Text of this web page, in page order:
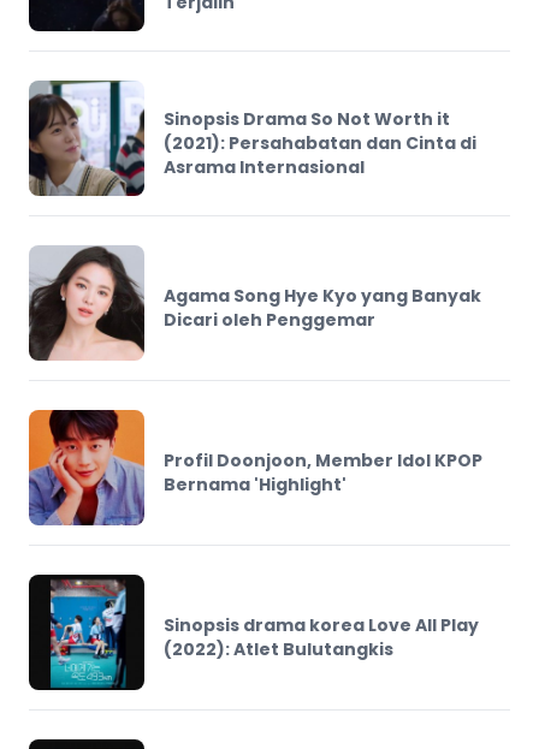
Sinopsis Drama So Not Worth it
(2021): Persahabatan dan Cinta di
Asrama Internasional
Agama Song Hye Kyo yang Banyak
Dicari oleh Penggemar
Profil Doonjoon, Member Idol KPOP
Bernama 'Highlight'
Sinopsis drama korea Love All Play
(2022): Atlet Bulutangkis